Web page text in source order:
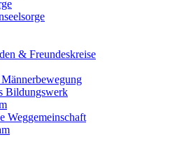
& Freundeskreise
Bildungswerk
Weggemeinschaft